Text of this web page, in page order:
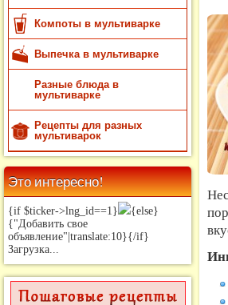
Компоты в мультиварке
Выпечка в мультиварке
Разные блюда в
мультиварке
Рецепты для разных
мультиварок
Это интересно!
{if $ticker->lng_id==1}
{else}
{"Добавить свое
объявление"|translate:10}{/if}
Загрузка...